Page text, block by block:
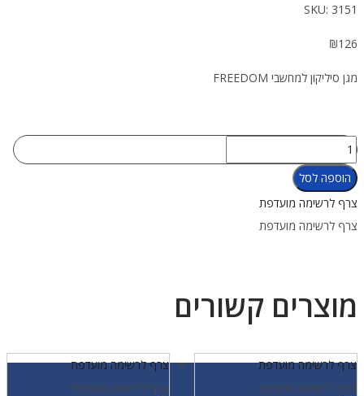
SKU: 3151
₪126
מגן סיליקון למחשבי FREEDOM
כמות
של
מגן
סיליקון
למחשב
הוספה לסל
צרף לרשימה מועדפת
צרף לרשימה מועדפת
מוצרים קשורים
צרף לרשימה מועדפת
צרף לרשימה מועדפת
צרף לרשימה מועדפת
צרף לרשימה מועדפת